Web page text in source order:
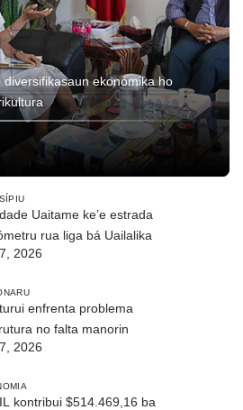
diversifikasaun ekonómika ho
Uaitame ke’e estrada
rua liga bá Uailalika
2026
enfrenta problema
no falta manorin
2026
kontribui $514.469,16 ba